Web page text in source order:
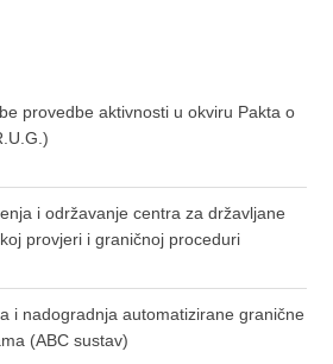
provedbe aktivnosti u okviru Pakta o
i održavanje centra za državljane
provjeri i graničnoj proceduri
i nadogradnja automatizirane granične
(ABC sustav)